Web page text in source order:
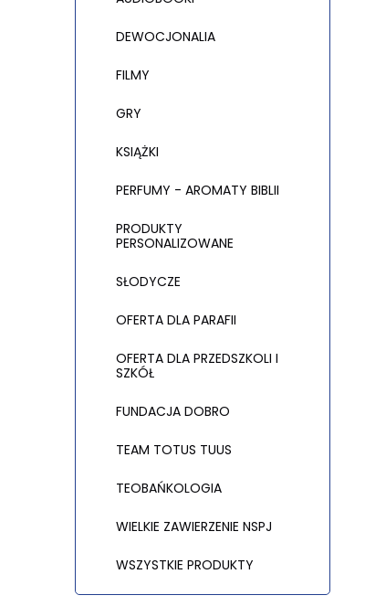
DEWOCJONALIA
FILMY
GRY
KSIĄŻKI
PERFUMY - AROMATY BIBLII
PRODUKTY
PERSONALIZOWANE
SŁODYCZE
OFERTA DLA PARAFII
OFERTA DLA PRZEDSZKOLI I
SZKÓŁ
FUNDACJA DOBRO
TEAM TOTUS TUUS
TEOBAŃKOLOGIA
WIELKIE ZAWIERZENIE NSPJ
WSZYSTKIE PRODUKTY